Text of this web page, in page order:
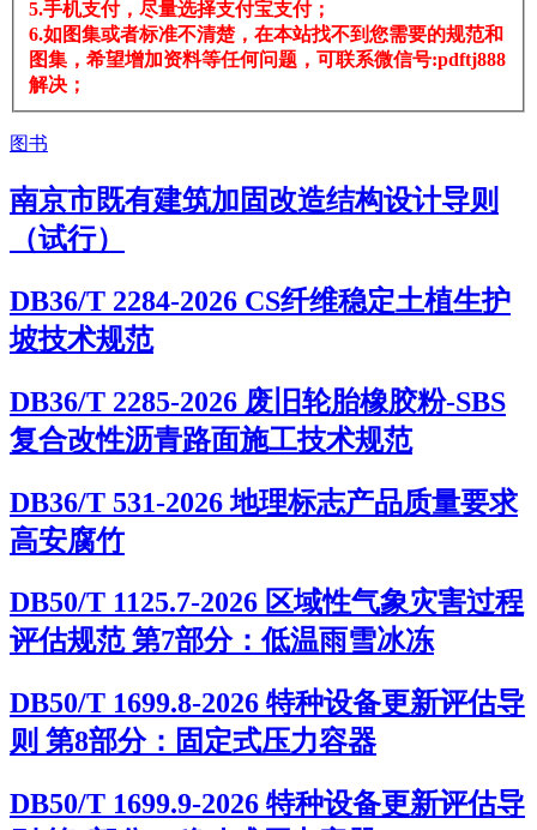
5.手机支付，尽量选择支付宝支付；
6.如图集或者标准不清楚，在本站找不到您需要的规范和
图集，希望增加资料等任何问题，可联系微信号:pdftj888
解决；
图书
南京市既有建筑加固改造结构设计导则
（试行）
DB36/T 2284-2026 CS纤维稳定土植生护
坡技术规范
DB36/T 2285-2026 废旧轮胎橡胶粉-SBS
复合改性沥青路面施工技术规范
DB36/T 531-2026 地理标志产品质量要求
高安腐竹
DB50/T 1125.7-2026 区域性气象灾害过程
评估规范 第7部分：低温雨雪冰冻
DB50/T 1699.8-2026 特种设备更新评估导
则 第8部分：固定式压力容器
DB50/T 1699.9-2026 特种设备更新评估导